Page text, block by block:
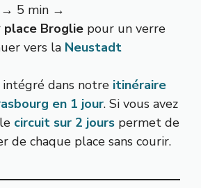
→ 5 min →
place Broglie pour un verre
vers la Neustadt
intégré dans notre itinéraire
en 1 jour. Si vous avez
circuit sur 2 jours permet de
de chaque place sans courir.